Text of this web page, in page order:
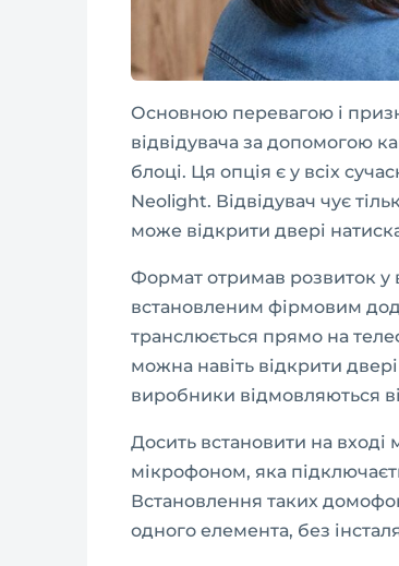
Основною перевагою і
відвідувача за допомогою
блоці. Ця опція є у всіх
Neolight. Відвідувач чує
може відкрити двері
Формат отримав розвиток у
встановленим фірмовим
транслюється прямо на
можна навіть відкрити
виробники відмовляються
Досить встановити на вході
мікрофоном, яка
Встановлення таких
одного елемента, без